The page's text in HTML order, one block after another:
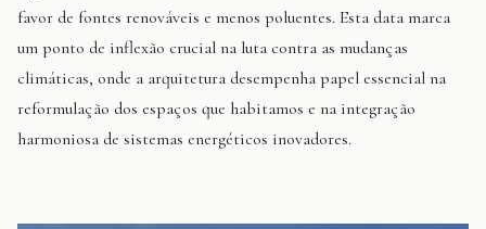
favor de fontes renováveis e menos poluentes. Esta data marca
um ponto de inflexão crucial na luta contra as mudanças
climáticas, onde a arquitetura desempenha papel essencial na
reformulação dos espaços que habitamos e na integração
harmoniosa de sistemas energéticos inovadores.